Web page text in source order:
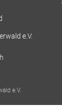
e.V.
e.V.